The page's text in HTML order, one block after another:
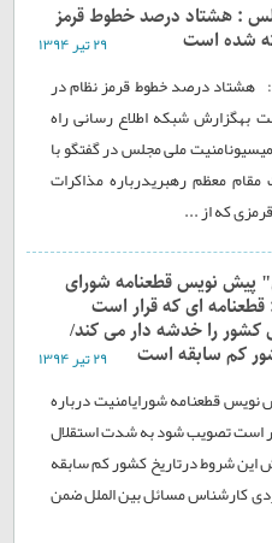
: هشتاد درصد خطوط قرمز
شده است ۲۹ تير ۱۳۹۴
درصد خطوط قرمز نظام در
بهگزارش شبکه اطلاع رسانی راه
کریمی قدوسی"٬ عضو کميسيونامنيت ملی مجلس در گفتگو با
مقام معظم رهبریدرباره مذاکرات
که از ...
پيش نویس قطعنامه شورای
ای که قرار است
را خدشه دار می کند/
کم سابقه است ۲۹ تير ۱۳۹۴
قطعنامه شورایامنيت درباره
است تصویب شود به شدت استقلال
شروط درتاریخ کشور کم سابقه
کارشناس مسائل بين الملل ضمن